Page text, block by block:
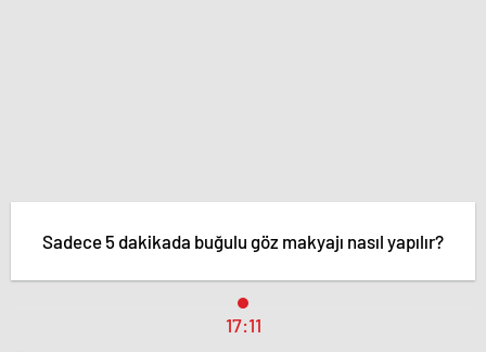
Sadece 5 dakikada buğulu göz makyajı nasıl yapılır?
17:11